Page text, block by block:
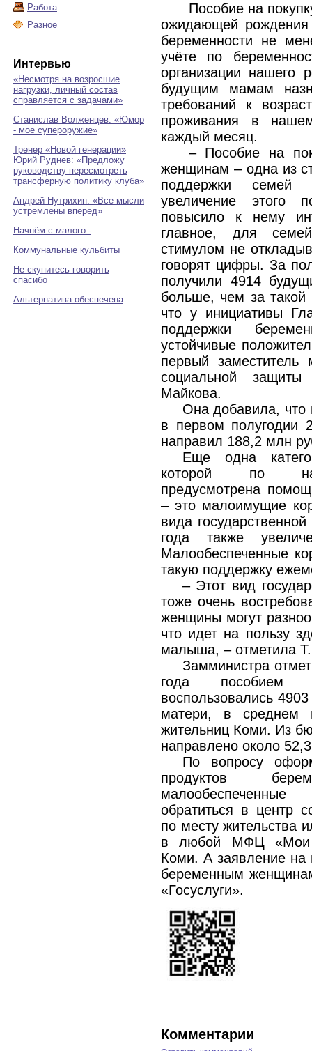
Работа
Разное
Интервью
«Несмотря на возросшие
нагрузки, личный состав
справляется с задачами»
Станислав Волженцев: «Юмор
- мое супероружие»
Тренер «Новой генерации»
Юрий Руднев: «Предложу
руководству пересмотреть
трансферную политику клуба»
Андрей Нутрихин: «Все мысли
устремлены вперед»
Начнём с малого -
Коммунальные кульбиты
Не скупитесь говорить
спасибо
Альтернатива обеспечена
Пособие на
ожидающей
беременности не
учёте по
организации нашего
будущим мамам
требований к
проживания в
каждый месяц.
– Пособие на
женщинам – одна из
поддержки семей
увеличение этого
повысило к нему
главное, для
стимулом не
говорят цифры. За
получили 4914
больше, чем за такой
что у инициативы
поддержки
устойчивые
первый заместитель
социальной
Майкова.
Она добавила, что
в первом полугодии
направил 188,2 млн
Еще одна
которой по
предусмотрена
– это малоимущие
вида
года также
Малообеспеченные
такую поддержку
– Этот вид
тоже очень
женщины могут
что идет на пользу
малыша, – отметила
Замминистра
года пособием
воспользовались
матери, в среднем
жительниц Коми. Из
направлено около
По вопросу
продуктов
обратиться в центр
по месту жительства
в любой МФЦ «Мои
Коми. А заявление на
беременным
«Госуслуги».
Комментарии